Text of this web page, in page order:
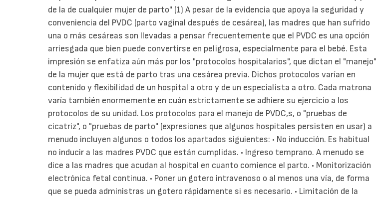
de la de cualquier mujer de parto" (1) A pesar de la evidencia que apoya la seguridad y
conveniencia del PVDC (parto vaginal después de cesárea), las madres que han sufrido
una o más cesáreas son llevadas a pensar frecuentemente que el PVDC es una opción
arriesgada que bien puede convertirse en peligrosa, especialmente para el bebé. Esta
impresión se enfatiza aún más por los "protocolos hospitalarios", que dictan el "manejo"
de la mujer que está de parto tras una cesárea previa. Dichos protocolos varían en
contenido y flexibilidad de un hospital a otro y de un especialista a otro. Cada matrona
varía también enormemente en cuán estrictamente se adhiere su ejercicio a los
protocolos de su unidad. Los protocolos para el manejo de PVDC,s, o "pruebas de
cicatriz", o "pruebas de parto" (expresiones que algunos hospitales persisten en usar) a
menudo incluyen algunos o todos los apartados siguientes: • No inducción. Es habitual
no inducir a las madres PVDC que están cumplidas. • Ingreso temprano. A menudo se
dice a las madres que acudan al hospital en cuanto comience el parto. • Monitorización
electrónica fetal continua. • Poner un gotero intravenoso o al menos una vía, de forma
que se pueda administras un gotero rápidamente si es necesario. • Limitación de la